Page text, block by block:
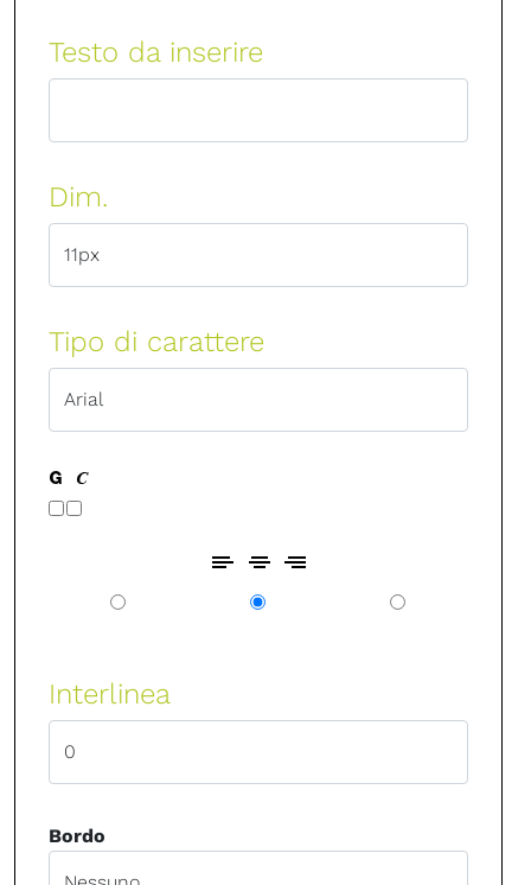
Testo da inserire
Dim.
Tipo di carattere
Interlinea
Bordo